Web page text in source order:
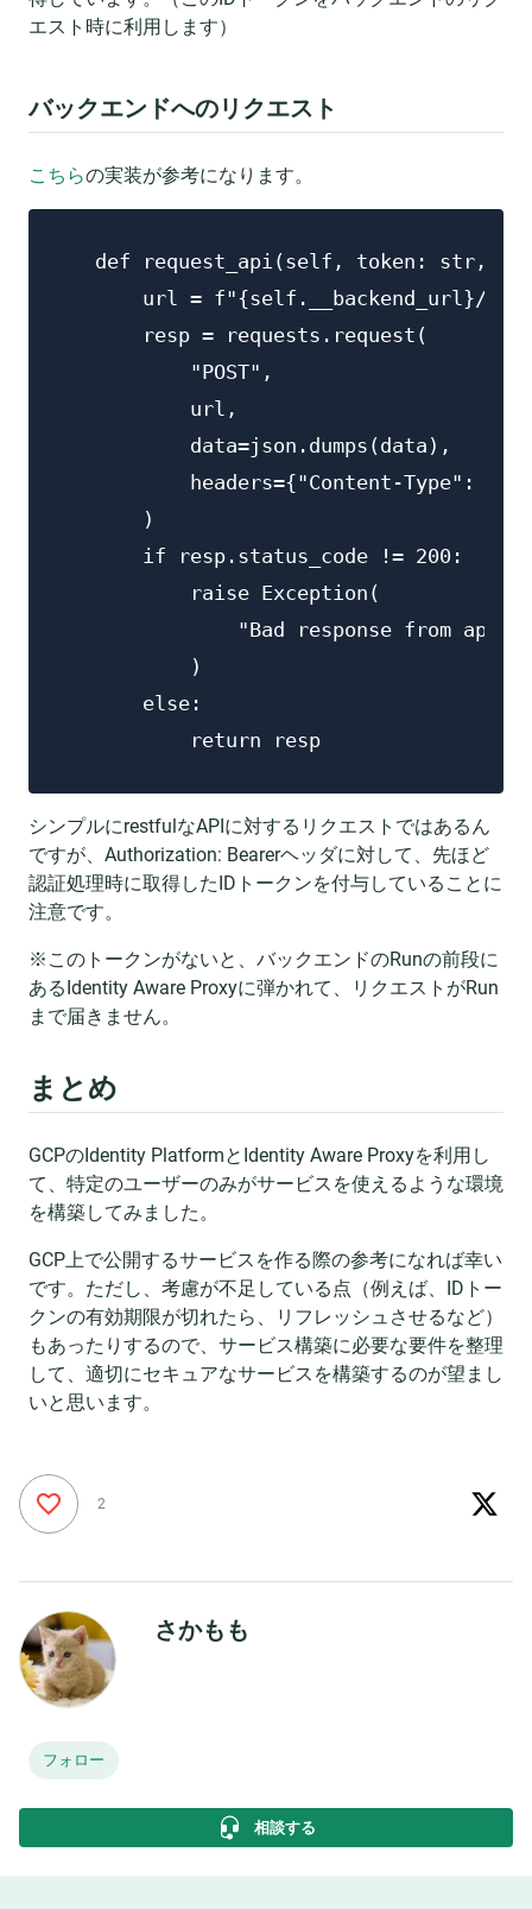
エスト時に利用します）
バックエンドへのリクエスト
こちらの実装が参考になります。
def request_api(self, token: str,
url = f"{self.__backend_url}/
        resp = requests.request(
            "POST",
            url,
            data=json.dumps(data),
headers={"Content-Type":
        )
        if resp.status_code != 200:
            raise Exception(
"Bad response from
            )
        else:
            return resp
シンプルにrestfulなAPIに対するリクエストではあるん
ですが、Authorization: Bearerヘッダに対して、先ほど
認証処理時に取得したIDトークンを付与していることに
注意です。
※このトークンがないと、バックエンドのRunの前段に
あるIdentity Aware Proxyに弾かれて、リクエストがRun
まで届きません。
まとめ
GCPのIdentity PlatformとIdentity Aware Proxyを利用し
て、特定のユーザーのみがサービスを使えるような環境
を構築してみました。
GCP上で公開するサービスを作る際の参考になれば幸い
です。ただし、考慮が不足している点（例えば、IDトー
クンの有効期限が切れたら、リフレッシュさせるなど）
もあったりするので、サービス構築に必要な要件を整理
して、適切にセキュアなサービスを構築するのが望まし
いと思います。
2
さかもも
フォロー
相談する